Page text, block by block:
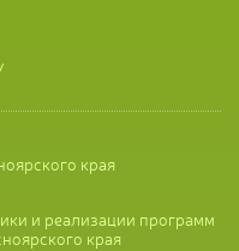
края
и реализации программ
края